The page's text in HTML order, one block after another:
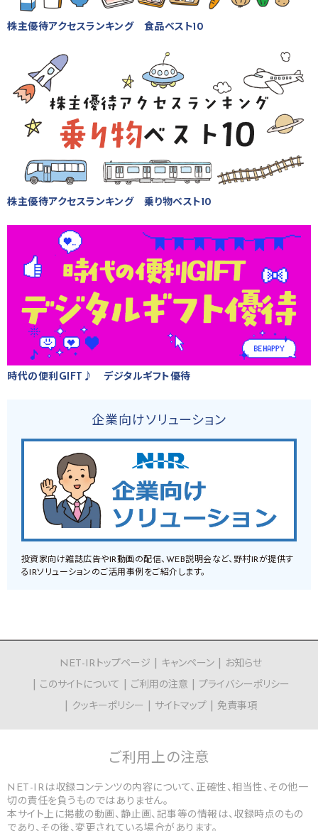
株主優待アクセスランキング 食品ベスト10
株主優待アクセスランキング 乗り物ベスト10
時代の便利GIFT♪ デジタルギフト優待
企業向けソリューション
投資家向け雑誌広告やIR動画の配信、WEB説明会など、野村IRが提供す
るIRソリューションのご活用事例をご紹介します。
NET-IRトップページ キャンペーン
お知らせ
このサイトについて
ご利用の注意
プライバシーポリシー
クッキーポリシー
サイトマップ 免責事項
ご利用上の注意
NET-IRは収録コンテンツの内容について、正確性、相当性、その他一
切の責任を負うものではありません。
本サイト上に掲載の動画、静止画、記事等の情報は、収録時点のもの
であり、その後、変更されている場合があります。